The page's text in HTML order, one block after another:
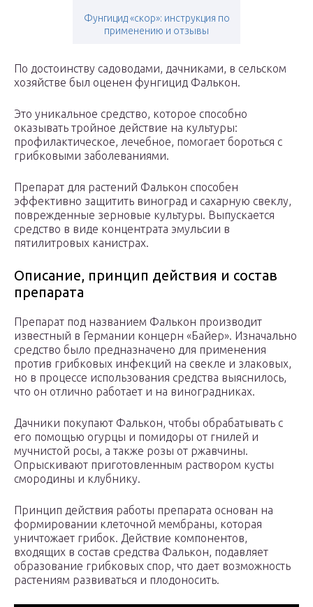
Фунгицид «скор»: инструкция по
применению и отзывы
По достоинству садоводами, дачниками, в сельском
хозяйстве был оценен фунгицид Фалькон.
Это уникальное средство, которое способно
оказывать тройное действие на культуры:
профилактическое, лечебное, помогает бороться с
грибковыми заболеваниями.
Препарат для растений Фалькон способен
эффективно защитить виноград и сахарную свеклу,
поврежденные зерновые культуры. Выпускается
средство в виде концентрата эмульсии в
пятилитровых канистрах.
Описание, принцип действия и состав
препарата
Препарат под названием Фалькон производит
известный в Германии концерн «Байер». Изначально
средство было предназначено для применения
против грибковых инфекций на свекле и злаковых,
но в процессе использования средства выяснилось,
что он отлично работает и на виноградниках.
Дачники покупают Фалькон, чтобы обрабатывать с
его помощью огурцы и помидоры от гнилей и
мучнистой росы, а также розы от ржавчины.
Опрыскивают приготовленным раствором кусты
смородины и клубнику.
Принцип действия работы препарата основан на
формировании клеточной мембраны, которая
уничтожает грибок. Действие компонентов,
входящих в состав средства Фалькон, подавляет
образование грибковых спор, что дает возможность
растениям развиваться и плодоносить.